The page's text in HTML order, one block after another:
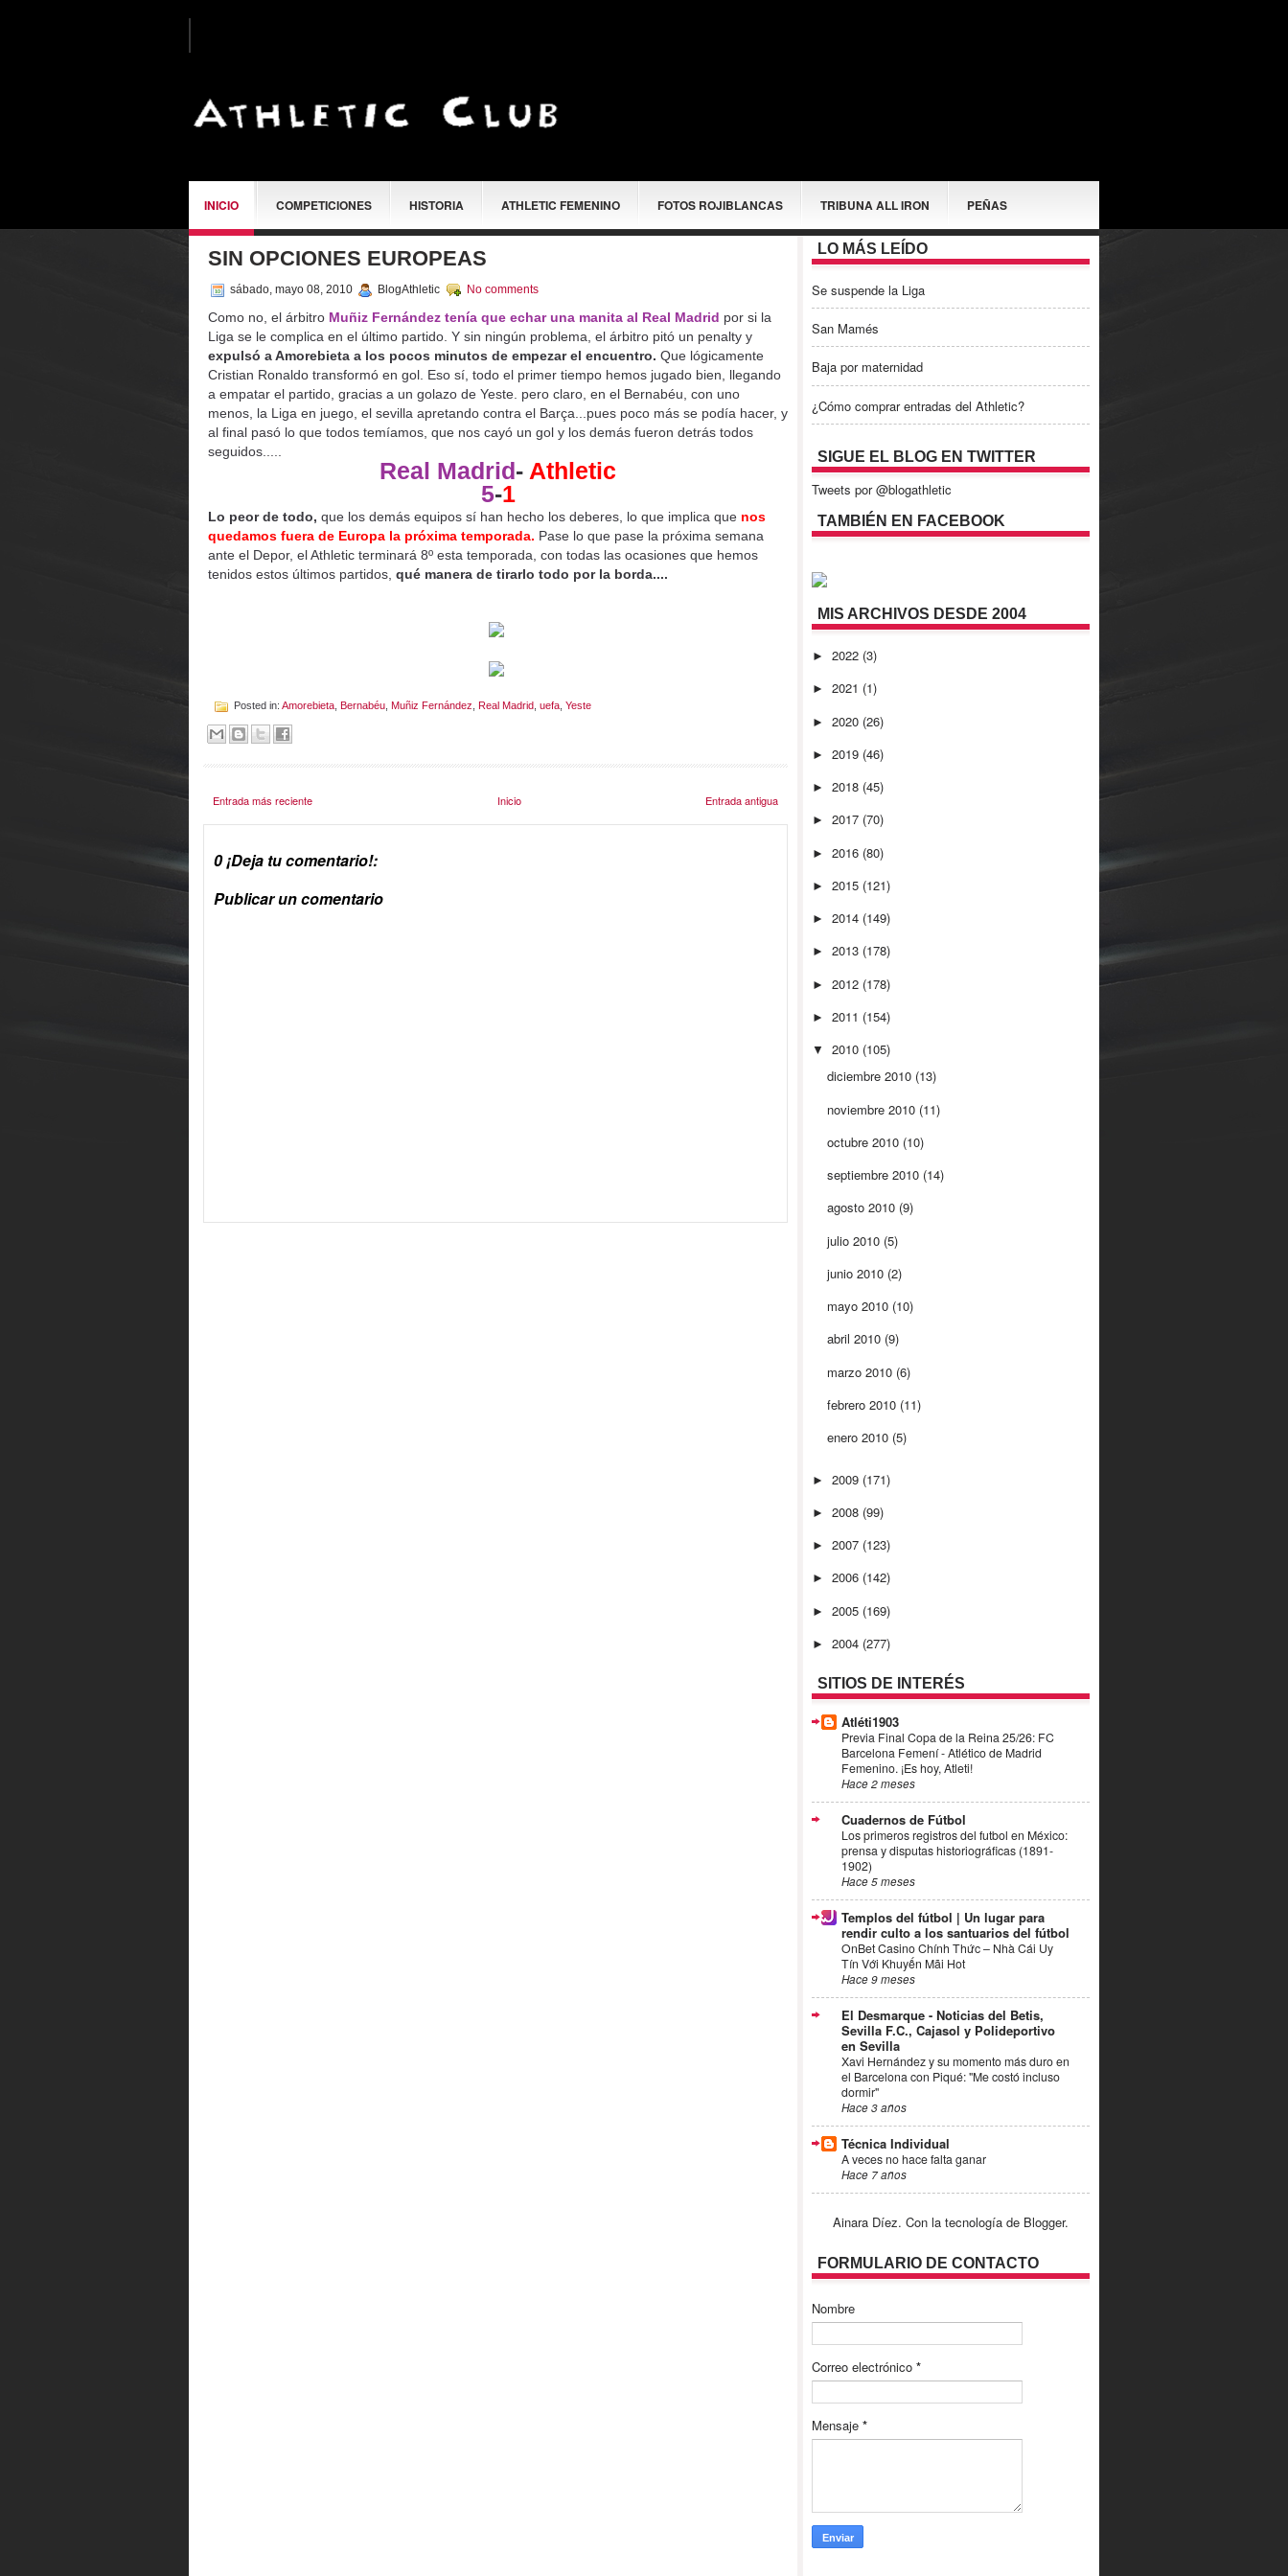
INICIO COMPETICIONES HISTORIA ATHLETIC FEMENINO FOTOS ROJIBLANCAS TRIBUNA ALL IRON PEÑAS
SOBRE MÍ
SIN OPCIONES EUROPEAS
sábado, mayo 08, 2010 BlogAthletic No comments
Como no, el árbitro Muñiz Fernández tenía que echar una manita al Real Madrid por si la
Liga se le complica en el último partido. Y sin ningún problema, el árbitro pitó un penalty y
expulsó a Amorebieta a los pocos minutos de empezar el encuentro. Que lógicamente
Cristian Ronaldo transformó en gol. Eso sí, todo el primer tiempo hemos jugado bien, llegando
a empatar el partido, gracias a un golazo de Yeste. pero claro, en el Bernabéu, con uno
menos, la Liga en juego, el sevilla apretando contra el Barça...pues poco más se podía hacer, y
al final pasó lo que todos temíamos, que nos cayó un gol y los demás fueron detrás todos
seguidos.....
Real Madrid- Athletic
5-1
Lo peor de todo, que los demás equipos sí han hecho los deberes, lo que implica que nos
quedamos fuera de Europa la próxima temporada. Pase lo que pase la próxima semana
ante el Depor, el Athletic terminará 8º esta temporada, con todas las ocasiones que hemos
tenidos estos últimos partidos, qué manera de tirarlo todo por la borda....
Posted in: Amorebieta Bernabéu Muñiz Fernández Real Madrid uefa Yeste
Entrada más reciente Entrada antigua
Inicio
0 ¡Deja tu comentario!:
Publicar un comentario
LO MÁS LEÍDO
Se suspende la Liga
San Mamés
Baja por maternidad
¿Cómo comprar entradas del Athletic?
SIGUE EL BLOG EN TWITTER
Tweets por @blogathletic
TAMBIÉN EN FACEBOOK
MIS ARCHIVOS DESDE 2004
► 2022 (3)
► 2021 (1)
► 2020 (26)
► 2019 (46)
► 2018 (45)
► 2017 (70)
► 2016 (80)
► 2015 (121)
► 2014 (149)
► 2013 (178)
► 2012 (178)
► 2011 (154)
▼ 2010 (105)
diciembre 2010 (13)
noviembre 2010 (11)
octubre 2010 (10)
septiembre 2010 (14)
agosto 2010 (9)
julio 2010 (5)
junio 2010 (2)
mayo 2010 (10)
abril 2010 (9)
marzo 2010 (6)
febrero 2010 (11)
enero 2010 (5)
► 2009 (171)
► 2008 (99)
► 2007 (123)
► 2006 (142)
► 2005 (169)
► 2004 (277)
SITIOS DE INTERÉS
Atléti1903
Previa Final Copa de la Reina 25/26: FC
Barcelona Femení - Atlético de Madrid
Femenino. ¡Es hoy, Atleti!
Hace 2 meses
Cuadernos de Fútbol
Los primeros registros del futbol en México:
prensa y disputas historiográficas (1891-
1902)
Hace 5 meses
Templos del fútbol | Un lugar para
rendir culto a los santuarios del fútbol
OnBet Casino Chính Thức – Nhà Cái Uy
Tín Với Khuyến Mãi Hot
Hace 9 meses
El Desmarque - Noticias del Betis,
Sevilla F.C., Cajasol y Polideportivo
en Sevilla
Xavi Hernández y su momento más duro en
el Barcelona con Piqué: "Me costó incluso
dormir"
Hace 3 años
Técnica Individual
A veces no hace falta ganar
Hace 7 años
Ainara Díez. Con la tecnología de Blogger.
FORMULARIO DE CONTACTO
Nombre
Correo electrónico *
Mensaje *